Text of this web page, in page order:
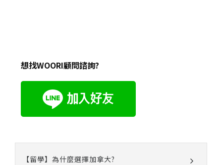
想找WOORI顧問諮詢?
【留學】為什麼選擇加拿大?